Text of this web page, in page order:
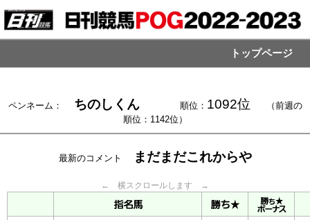
トップページ
ペンネーム： ちのしくん 順位： 1092位
（前週の
順位：1142位）
最新のコメント まだまだこれからや
← 横スクロールします →